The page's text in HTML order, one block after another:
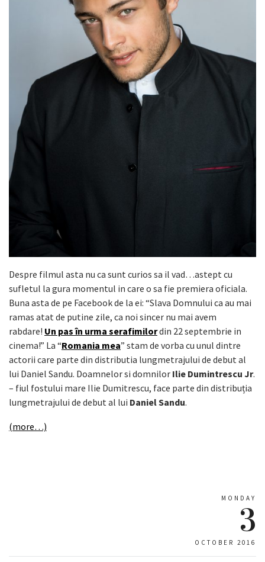
Despre filmul asta nu ca sunt curios sa il vad…astept cu
sufletul la gura momentul in care o sa fie premiera oficiala.
Buna asta de pe Facebook de la ei: “Slava Domnului ca au mai
ramas atat de putine zile, ca noi sincer nu mai avem
rabdare! Un pas în urma serafimilordin 22 septembrie in
cinema!” La “Romania mea” stam de vorba cu unul dintre
actorii care parte din distributia lungmetrajului de debut al
lui Daniel Sandu. Doamnelor si domnilor Ilie Dumintrescu Jr.
– fiul fostului mare Ilie Dumitrescu, face parte din distribuția
lungmetrajului de debut al lui Daniel Sandu.
(more…)
MONDAY
3
OCTOBER 2016